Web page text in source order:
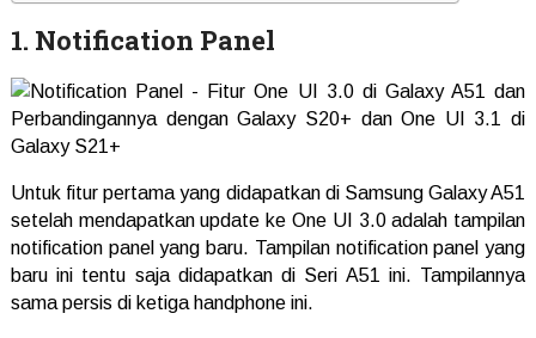
1. Notification Panel
Untuk fitur pertama yang didapatkan di Samsung Galaxy A51
setelah mendapatkan update ke One UI 3.0 adalah tampilan
notification panel yang baru. Tampilan notification panel yang
baru ini tentu saja didapatkan di Seri A51 ini. Tampilannya
sama persis di ketiga handphone ini.